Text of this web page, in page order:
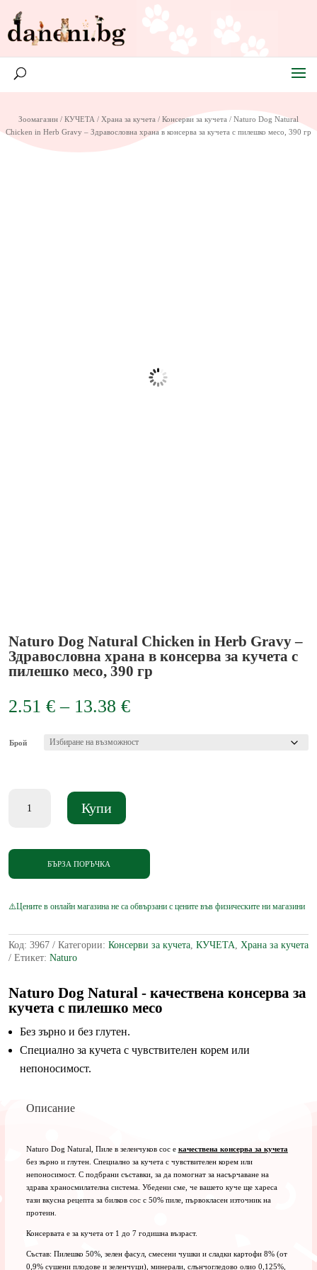
Зоомагазин/ КУЧЕТА / Храна за кучета / Консерви за кучета / Naturo Dog Natural
Chicken in Herb Gravy – Здравословна храна в консерва за кучета с пилешко месо, 390 гр
Naturo Dog Natural Chicken in Herb Gravy –
Здравословна храна в консерва за кучета с
пилешко месо, 390 гр
2.51 € – 13.38 €Price
range:
through
Брой
-
храна
в
консерва
с
пилешко
390
гр
Купи
БЪРЗА ПОРЪЧКА
Код: 3967 Категории: Консерви за кучета, КУЧЕТА Храна за кучета
Етикет: Naturo
Naturo Dog Natural - качествена консерва за
кучета с пилешко месо
Без зърно и без глутен.
Специално за кучета с чувствителен корем или
непоносимост.
Описание
Naturo Dog Natural, Пиле в зеленчуков сос е качествена консерва за кучета
без зърно и глутен. Специално за кучета с чувствителен корем или
непоносимост. С подбрани съставки, за да помогнат за насърчаване на
здрава храносмилателна система. Убедени сме, че вашето куче ще хареса
тази вкусна рецепта за билков сос с 50% пиле, първокласен източник на
протеин.
Консервата е за кучета от 1 до 7 годишна възраст.
Състав: Пилешко 50%, зелен фасул, смесени чушки и сладки картофи 8% (от
0,9% сушени плодове и зеленчуци), минерали, слънчогледово олио 0,125%,